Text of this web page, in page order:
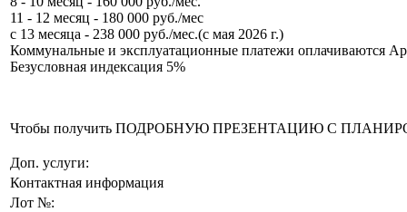
11 - 12 месяц - 180 000 руб./мес
с 13 месяца - 238 000 руб./мес.(с мая 2026 г.)
Коммунальные и эксплуатационные платежи оплачиваются
Безусловная индексация 5%
Чтобы получить ПОДРОБНУЮ ПРЕЗЕНТАЦИЮ С
Доп. услуги:
Контактная информация
Лот №: